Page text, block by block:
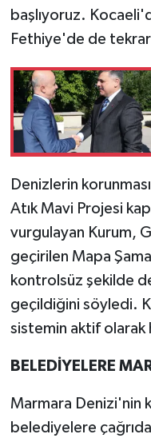
başlıyoruz.
Fethiye'de de
Denizlerin
Atık Mavi Projesi
vurgulayan Kurum,
geçirilen Mapa
kontrolsüz şekilde
geçildiğini söyledi.
sistemin aktif
BELEDİYELERE
Marmara Denizi'nin
belediyelere